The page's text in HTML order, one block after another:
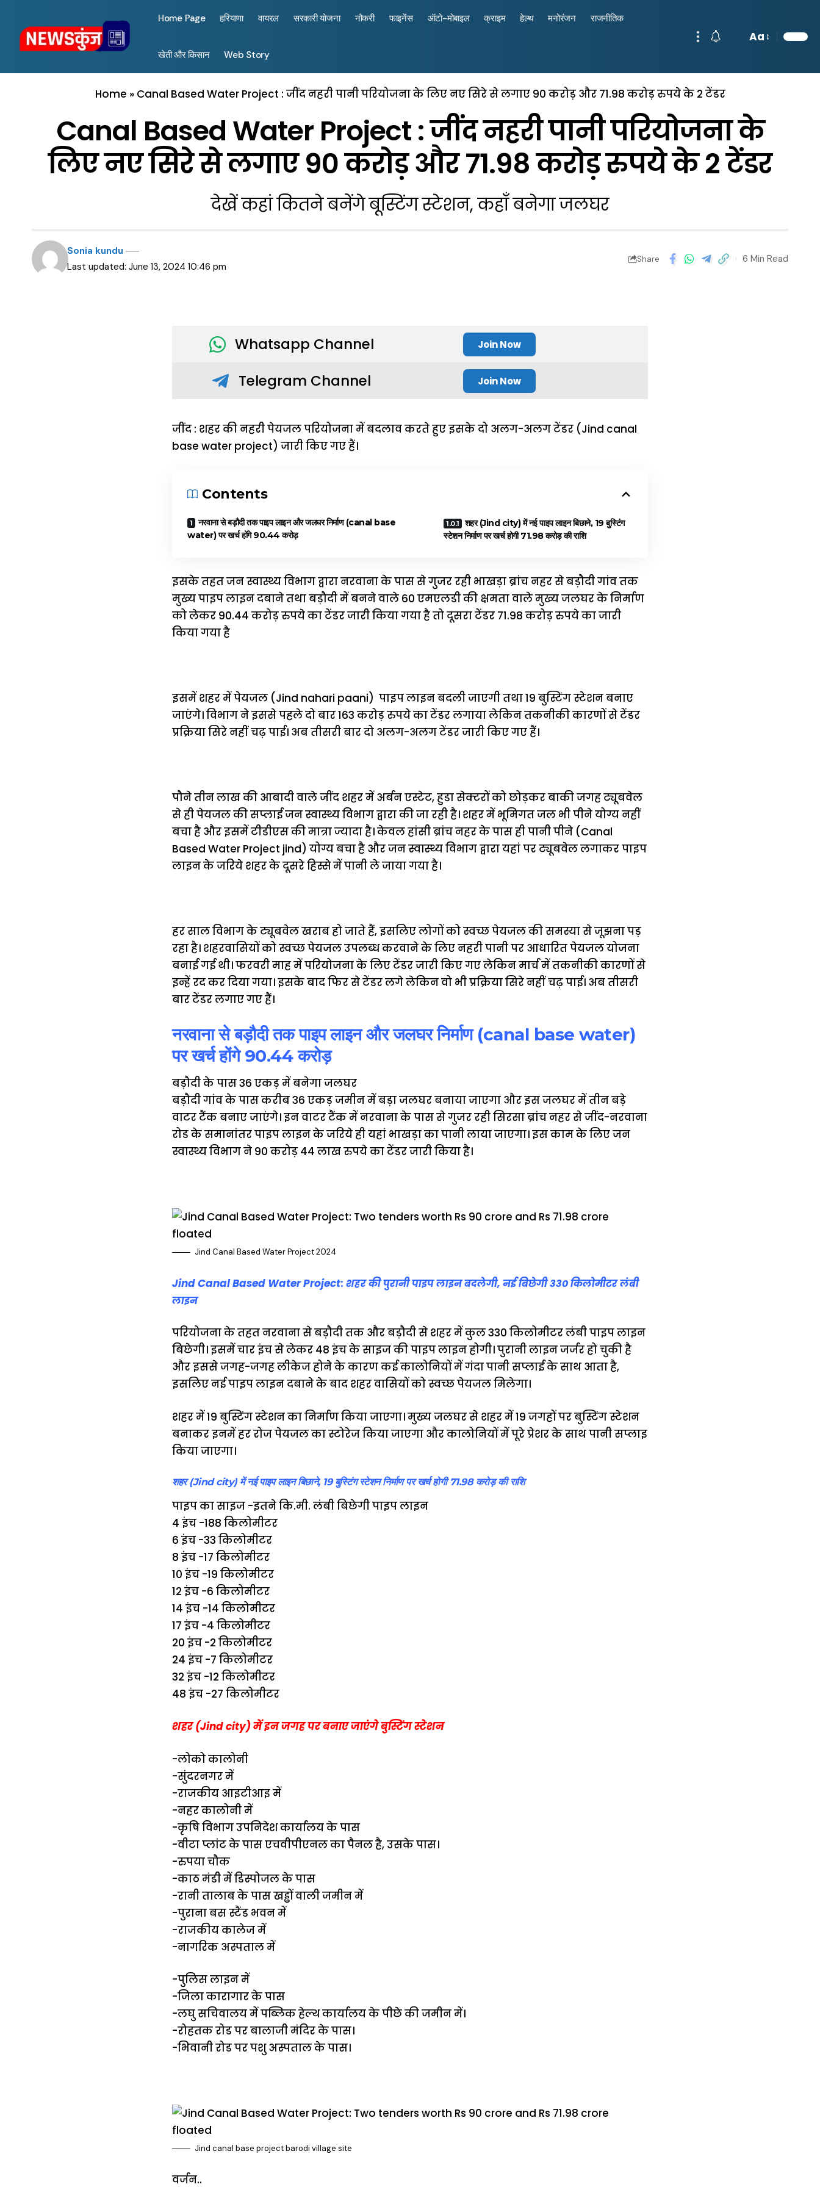
Home Page हरियाणा वायरल सरकारी योजना नौकरी फाइनेंस ऑटो-मोबाइल क्राइम हेल्थ मनोरंजन राजनीतिक
खेती और किसान Web Story
Aa
Home » Canal Based Water Project : जींद नहरी पानी परियोजना के लिए नए सिरे से लगाए 90 करोड़ और 71.98 करोड़ रुपये के 2 टेंडर
Canal Based Water Project : जींद नहरी पानी परियोजना के
लिए नए सिरे से लगाए 90 करोड़ और 71.98 करोड़ रुपये के 2 टेंडर
देखें कहां कितने बनेंगे बूस्टिंग स्टेशन, कहाँ बनेगा जलघर
Last updated: June 13, 2024 10:46 pm
Sonia kundu
Share 6 Min Read
Whatsapp Channel Join Now
Telegram Channel Join Now
जींद : शहर की नहरी पेयजल परियोजना में बदलाव करते हुए इसके दो अलग-अलग टेंडर (Jind canal
base water project) जारी किए गए हैं।
Contents
नरवाना से बड़ौदी तक पाइप लाइन और जलघर निर्माण (canal base
water) पर खर्च होंगे 90.44 करोड़
शहर (Jind city) में नई पाइप लाइन बिछाने, 19 बुस्टिंग
स्टेशन निर्माण पर खर्च होगी 71.98 करोड़ की राशि
इसके तहत जन स्वास्थ्य विभाग द्वारा नरवाना के पास से गुजर रही भाखड़ा ब्रांच नहर से बड़ौदी गांव तक
मुख्य पाइप लाइन दबाने तथा बड़ौदी में बनने वाले 60 एमएलडी की क्षमता वाले मुख्य जलघर के निर्माण
को लेकर 90.44 करोड़ रुपये का टेंडर जारी किया गया है तो दूसरा टेंडर 71.98 करोड़ रुपये का जारी
किया गया है
इसमें शहर में पेयजल (Jind nahari paani) पाइप लाइन बदली जाएगी तथा 19 बुस्टिंग स्टेशन बनाए
जाएंगे। विभाग ने इससे पहले दो बार 163 करोड़ रुपये का टेंडर लगाया लेकिन तकनीकी कारणों से टेंडर
प्रक्रिया सिरे नहीं चढ़ पाई। अब तीसरी बार दो अलग-अलग टेंडर जारी किए गए हैं।
पौने तीन लाख की आबादी वाले जींद शहर में अर्बन एस्टेट, हुडा सेक्टरों को छोड़कर बाकी जगह ट्यूबवेल
से ही पेयजल की सप्लाई जन स्वास्थ्य विभाग द्वारा की जा रही है। शहर में भूमिगत जल भी पीने योग्य नहीं
बचा है और इसमें टीडीएस की मात्रा ज्यादा है। केवल हांसी ब्रांच नहर के पास ही पानी पीने (Canal
Based Water Project jind) योग्य बचा है और जन स्वास्थ्य विभाग द्वारा यहां पर ट्यूबवेल लगाकर पाइप
लाइन के जरिये शहर के दूसरे हिस्से में पानी ले जाया गया है।
हर साल विभाग के ट्यूबवेल खराब हो जाते हैं, इसलिए लोगों को स्वच्छ पेयजल की समस्या से जूझना पड़
रहा है। शहरवासियों को स्वच्छ पेयजल उपलब्ध करवाने के लिए नहरी पानी पर आधारित पेयजल योजना
बनाई गई थी। फरवरी माह में परियोजना के लिए टेंडर जारी किए गए लेकिन मार्च में तकनीकी कारणों से
इन्हें रद कर दिया गया। इसके बाद फिर से टेंडर लगे लेकिन वो भी प्रक्रिया सिरे नहीं चढ़ पाई। अब तीसरी
बार टेंडर लगाए गए हैं।
नरवाना से बड़ौदी तक पाइप लाइन और जलघर निर्माण (canal base water)
पर खर्च होंगे 90.44 करोड़
बड़ौदी के पास 36 एकड़ में बनेगा जलघर
बड़ौदी गांव के पास करीब 36 एकड़ जमीन में बड़ा जलघर बनाया जाएगा और इस जलघर में तीन बड़े
वाटर टैंक बनाए जाएंगे। इन वाटर टैंक में नरवाना के पास से गुजर रही सिरसा ब्रांच नहर से जींद-नरवाना
रोड के समानांतर पाइप लाइन के जरिये ही यहां भाखड़ाका पानी लाया जाएगा। इस काम के लिए जन
स्वास्थ्य विभाग ने 90 करोड़ 44 लाख रुपये का टेंडर जारी किया है।
Jind Canal Based Water Project 2024
Jind Canal Based Water Project: शहर की पुरानी पाइप लाइन बदलेगी, नई बिछेगी 330 किलोमीटर लंबी
लाइन
परियोजना के तहत नरवाना से बड़ौदी तक और बड़ौदी से शहर में कुल 330 किलोमीटर लंबी पाइप लाइन
बिछेगी। इसमें चार इंच से लेकर 48 इंच के साइज की पाइप लाइन होगी। पुरानी लाइन जर्जर हो चुकी है
और इससे जगह-जगह लीकेज होने के कारण कई कालोनियों में गंदा पानी सप्लाई के साथ आता है,
इसलिए नई पाइप लाइन दबाने के बाद शहर वासियों को स्वच्छ पेयजल मिलेगा।
शहर में 19 बुस्टिंग स्टेशन का निर्माण किया जाएगा। मुख्य जलघर से शहर में 19 जगहों पर बुस्टिंग स्टेशन
बनाकर इनमें हर रोज पेयजल का स्टोरेज किया जाएगा और कालोनियों में पूरे प्रेशर के साथ पानी सप्लाइ
किया जाएगा।
शहर (Jind city) में नई पाइप लाइन बिछाने, 19 बुस्टिंग स्टेशन निर्माण पर खर्च होगी 71.98 करोड़ की राशि
पाइप का साइज -इतने कि.मी. लंबी बिछेगी पाइप लाइन
4 इंच -188 किलोमीटर
6 इंच -33 किलोमीटर
8 इंच -17 किलोमीटर
10 इंच -19 किलोमीटर
12 इंच -6 किलोमीटर
14 इंच -14 किलोमीटर
17 इंच -4 किलोमीटर
20 इंच -2 किलोमीटर
24 इंच -7 किलोमीटर
32 इंच -12 किलोमीटर
48 इंच -27 किलोमीटर
शहर (Jind city) में इन जगह पर बनाए जाएंगे बुस्टिंग स्टेशन
-लोको कालोनी
-सुंदरनगर में
-राजकीय आइटीआइ में
-नहर कालोनी में
-कृषि विभाग उपनिदेश कार्यालय के पास
-वीटा प्लांट के पास एचवीपीएनल का पैनल है, उसके पास।
-रुपया चौक
-काठ मंडी में डिस्पोजल के पास
-रानी तालाब के पास खड्ढों वाली जमीन में
-पुराना बस स्टैंड भवन में
-राजकीय कालेज में
-नागरिक अस्पताल में
-पुलिस लाइन में
-जिला कारागार के पास
-लघु सचिवालय में पब्लिक हेल्थ कार्यालय के पीछे की जमीन में।
-रोहतक रोड पर बालाजी मंदिर के पास।
-भिवानी रोड पर पशु अस्पताल के पास।
Jind canal base project barodi village site
वर्जन..